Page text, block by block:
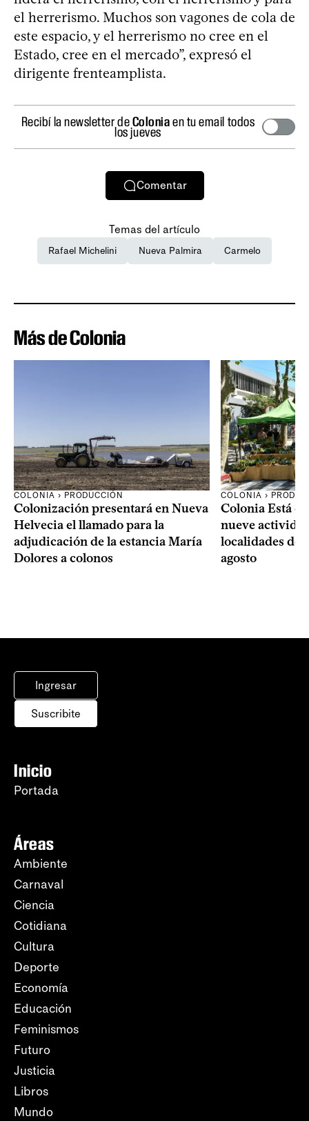
el herrerismo. Muchos son vagones de cola de
este espacio, y el herrerismo no cree en el
Estado, cree en el mercado”, expresó el
dirigente frenteamplista.
Recibí la newsletter deColoniaen tu email todos
los jueves
Comentar
Temas del artículo
Rafael Michelini Nueva Palmira Carmelo
Más de Colonia
COLONIA › PRODUCCIÓN
Colonización presentará en Nueva
Helvecia el llamado para la
adjudicación de la estancia María
Dolores a colonos
COLONIA ›
Colonia Está
nueve
localidades del
agosto
Ingresar
Suscribite
Inicio
Portada
Áreas
Ambiente
Carnaval
Ciencia
Cotidiana
Cultura
Deporte
Economía
Educación
Feminismos
Futuro
Justicia
Libros
Mundo